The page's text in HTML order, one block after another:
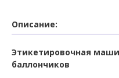
Описание:
Этикетировочная
баллончиков